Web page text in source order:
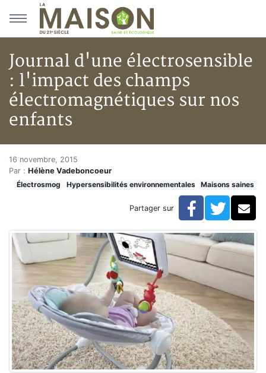
Aller au menu principal
Aller au contenu principal
Journal d'une électrosensible
: l'impact des champs
électromagnétiques sur nos
enfants
Accueil
Articles
Maisons saines
Hypersensibilités environnementales
Journal d'une électrosensible : l'impact des champs
Journal d'une électrosensible
16 novembre, 2015
Par : Hélène Vadeboncoeur
Électrosmog
Hypersensibilités environnementales Maisons saines
Partager sur Facebook